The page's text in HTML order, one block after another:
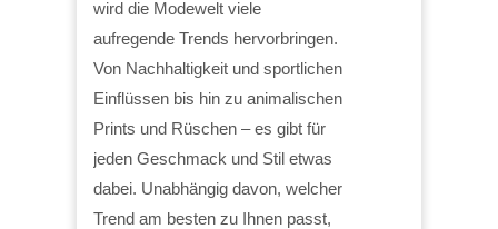
wird die Modewelt viele
aufregende Trends hervorbringen.
Von Nachhaltigkeit und sportlichen
Einflüssen bis hin zu animalischen
Prints und Rüschen – es gibt für
jeden Geschmack und Stil etwas
dabei. Unabhängig davon, welcher
Trend am besten zu Ihnen passt,